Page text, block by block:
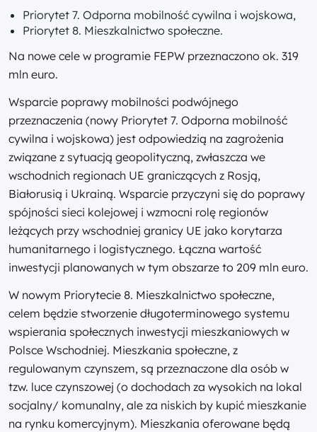
Priorytet 7. Odporna mobilność cywilna i wojskowa,
Priorytet 8. Mieszkalnictwo społeczne.
Na nowe cele w programie FEPW przeznaczono ok. 319
mln euro.
Wsparcie poprawy mobilności podwójnego
przeznaczenia (nowy Priorytet 7. Odporna mobilność
cywilna i wojskowa) jest odpowiedzią na zagrożenia
związane z sytuacją geopolityczną, zwłaszcza we
wschodnich regionach UE graniczących z Rosją,
Białorusią i Ukrainą. Wsparcie przyczyni się do poprawy
spójności sieci kolejowej i wzmocni rolę regionów
leżących przy wschodniej granicy UE jako korytarza
humanitarnego i logistycznego. Łączna wartość
inwestycji planowanych w tym obszarze to 209 mln euro.
W nowym Priorytecie 8. Mieszkalnictwo społeczne,
celem będzie stworzenie długoterminowego systemu
wspierania społecznych inwestycji mieszkaniowych w
Polsce Wschodniej. Mieszkania społeczne, z
regulowanym czynszem, są przeznaczone dla osób w
tzw. luce czynszowej (o dochodach za wysokich na lokal
socjalny/ komunalny, ale za niskich by kupić mieszkanie
na rynku komercyjnym). Mieszkania oferowane będą